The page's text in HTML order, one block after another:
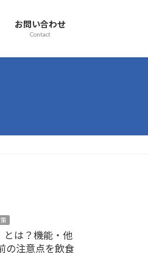
お問い合わせ
Contact
とは？機能・他
の注意点を飲食